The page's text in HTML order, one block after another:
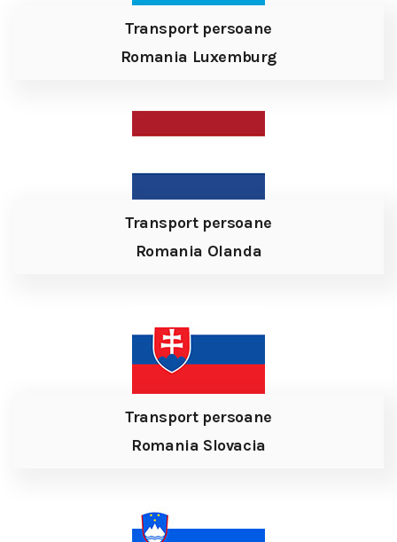
Transport persoane
Romania Luxemburg
Transport persoane
Romania Olanda
Transport persoane
Romania Slovacia